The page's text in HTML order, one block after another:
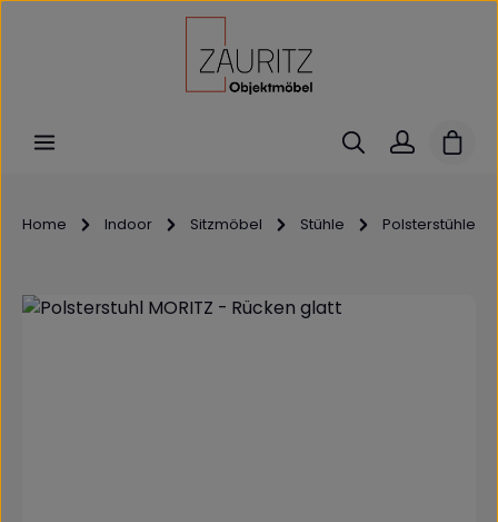
Zum Hauptinhalt springen
Home Indoor Sitzmöbel Stühle Polsterstühle
Bildergalerie überspringen